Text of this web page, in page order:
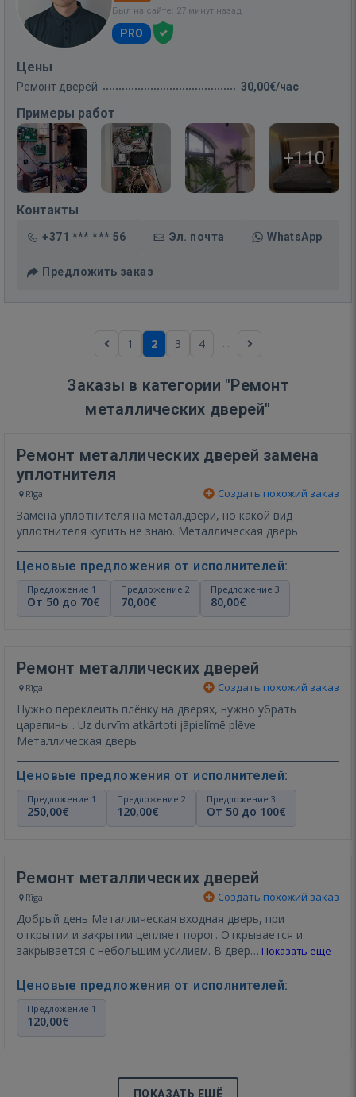
Был на сайте: 27 минут назад
PRO
Цены
Ремонт дверей 30,00€/час
Примеры работ
+110
Контакты
+371 *** *** 56 Эл. почта WhatsApp
Предложить заказ
1 2 3 4 ...
Заказы в категории "Ремонт
металлических дверей"
Ремонт металлических дверей замена
уплотнителя
Rīga Создать похожий заказ
Замена уплотнителя на метал.двери, но какой вид
уплотнителя купить не знаю. Металлическая дверь
Ценовые предложения от исполнителей:
Предложение 1
От 50 до 70€
Предложение 2
70,00€
Предложение 3
80,00€
Ремонт металлических дверей
Rīga Создать похожий заказ
Нужно переклеить плёнку на дверях, нужно убрать
царапины . Uz durvīm atkārtoti jāpielīmē plēve.
Металлическая дверь
Ценовые предложения от исполнителей:
Предложение 1
250,00€
Предложение 2
120,00€
Предложение 3
От 50 до 100€
Ремонт металлических дверей
Rīga Создать похожий заказ
Добрый день Металлическая входная дверь, при
открытии и закрытии цепляет порог. Открывается и
закрывается с небольшим усилием. В двер… Показать ещё
Ценовые предложения от исполнителей:
Предложение 1
120,00€
ПОКАЗАТЬ ЕЩЁ